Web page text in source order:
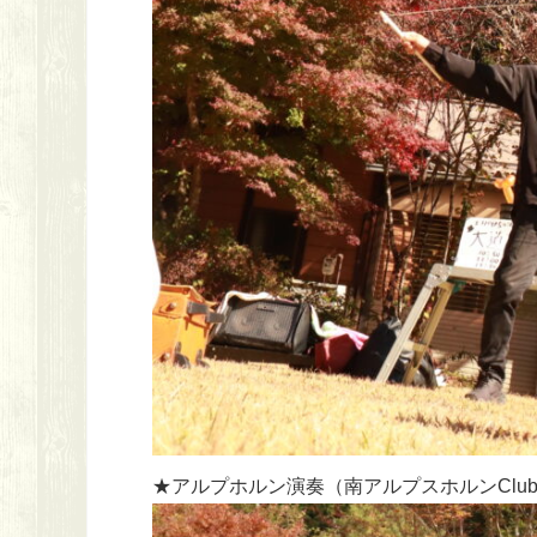
★アルプホルン演奏（南アルプスホルン